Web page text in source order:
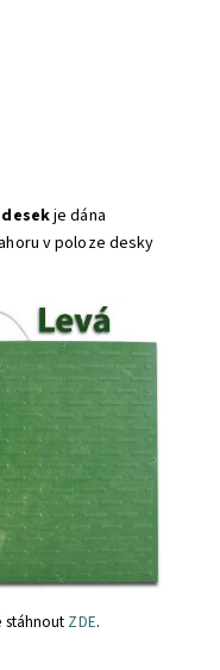
je dána
v poloze desky
stáhnout ZDE.